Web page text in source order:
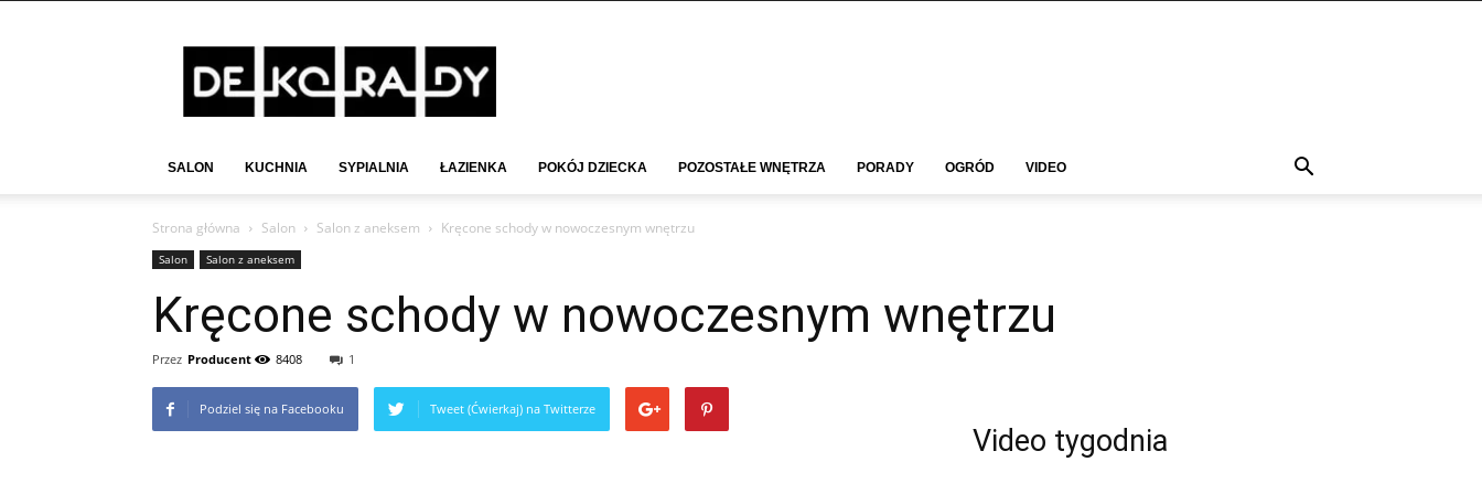
Deko-
Rady.pl
SALON KUCHNIA SYPIALNIA ŁAZIENKA POKÓJ DZIECKA POZOSTAŁE WNĘTRZA PORADY OGRÓD VIDEO
Strona główna Salon Salon z aneksem Kręcone schody w nowoczesnym wnętrzu
Salon Salon z aneksem
Kręcone schody w nowoczesnym wnętrzu
Przez Producent 8408 1
Podziel się na Facebooku Tweet (Ćwierkaj) na Twitterze
Video tygodnia